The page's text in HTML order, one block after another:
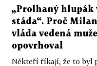
„Prolhaný hlupák
stáda“. Proč
vláda vedená
opovrhoval
Někteří říkají, že to byl